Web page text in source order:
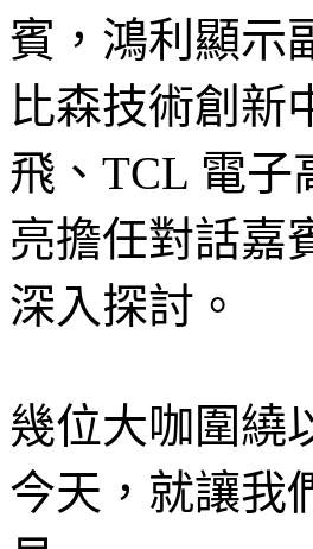
賓，鴻利顯示
比森技術創新
飛、TCL 電子
亮擔任對話嘉
深入探討。
幾位大咖圍繞
今天，就讓我